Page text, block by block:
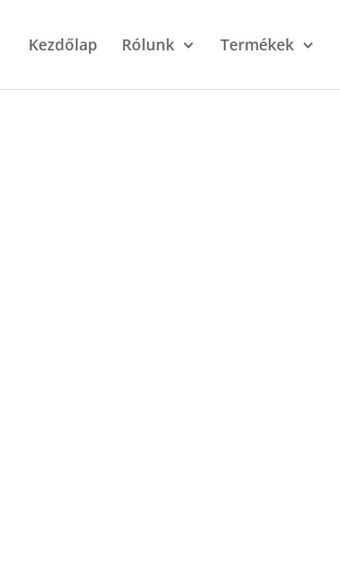
Kezdőlap Rólunk Termékek